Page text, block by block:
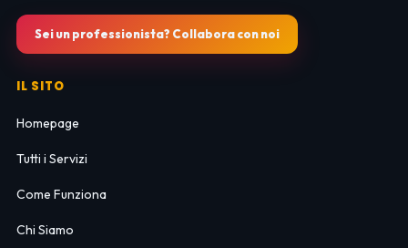
Sei un professionista? Collabora con noi
IL SITO
Homepage
Tutti i Servizi
Come Funziona
Chi Siamo